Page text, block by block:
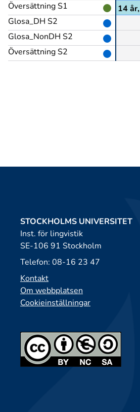
Översättning S1
Glosa_DH S2
Glosa_NonDH S2
Översättning S2
då, jag var väl 13, 14 år,
STOCKHOLMS UNIVERSITET
Inst. för lingvistik
SE-106 91 Stockholm
Telefon: 08-16 23 47
Kontakt
Om webbplatsen
Cookieinställningar